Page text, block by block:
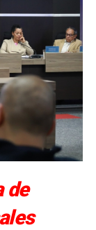
de